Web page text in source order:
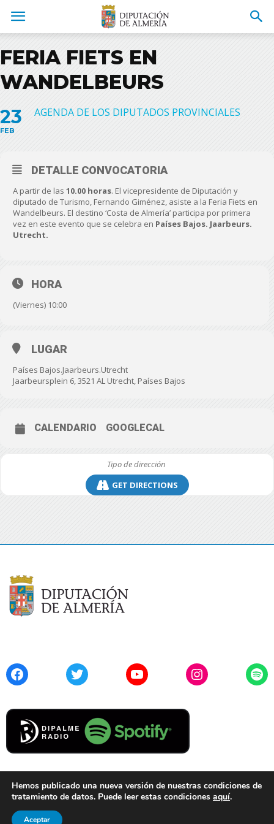
FERIA FIETS EN
WANDELBEURS
23
FEB
AGENDA DE LOS DIPUTADOS PROVINCIALES
DETALLE CONVOCATORIA
A partir de las 10.00 horas. El vicepresidente de Diputación y
diputado de Turismo, Fernando Giménez, asiste a la Feria Fiets en
Wandelbeurs. El destino ‘Costa de Almería’ participa por primera
vez en este evento que se celebra en Países Bajos. Jaarbeurs.
Utrecht.
HORA
(Viernes) 10:00
LUGAR
Países Bajos.Jaarbeurs.Utrecht
Jaarbeursplein 6, 3521 AL Utrecht, Países Bajos
CALENDARIO GOOGLECAL
GET DIRECTIONS
FacebookTwitter YouTubeInstagram
Cookies
Hemos publicado una nueva versión de nuestras condiciones de
tratamiento de datos. Puede leer estas condiciones aquí.
Aceptar